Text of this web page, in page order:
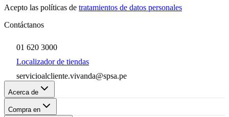
Acepto las políticas de tratamientos de datos personales
Contáctanos
01 620 3000
Localizador de tiendas
servicioalcliente.vivanda@spsa.pe
Acerca de
Compra en